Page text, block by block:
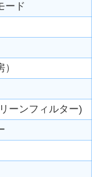
ード
ーンフィルター)